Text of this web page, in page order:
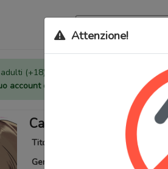
(+18) sono stati trasferiti sul nostro
account di MangaWorld tutti i
Attenzione!
Can Love Be Recycled?
Titoli alternativi:
사랑도 재활용이
Generi:
Yuri